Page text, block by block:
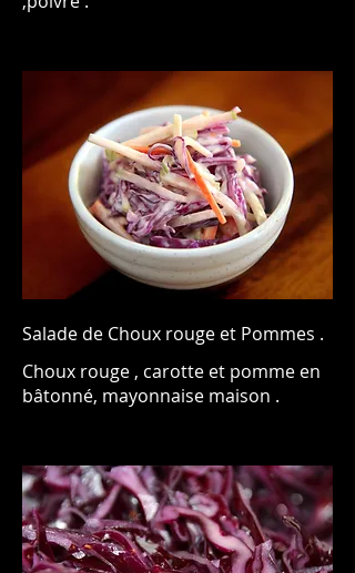
Salade de Choux rouge et Pommes .
Choux rouge , carotte et pomme en
bâtonné, mayonnaise maison .